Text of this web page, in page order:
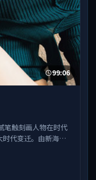
99:06
笔触刻画人物在时代
代变迁。由新海诚
，泰国出品，类型